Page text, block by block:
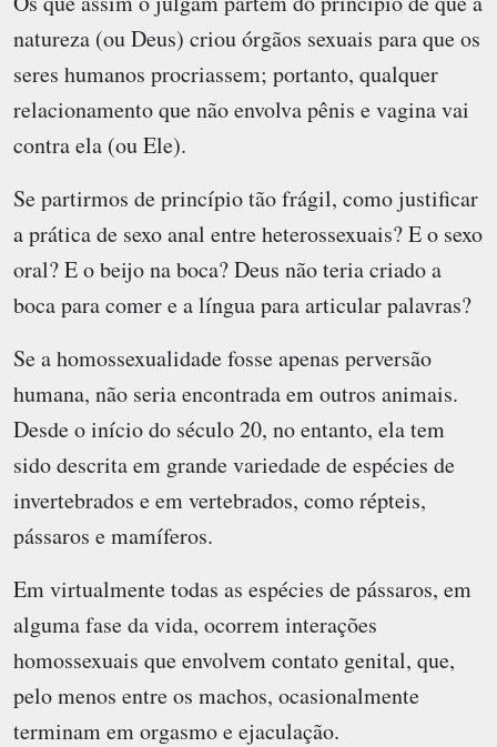
natureza (ou Deus) criou órgãos sexuais para que os
seres humanos procriassem; portanto, qualquer
relacionamento que não envolva pênis e vagina vai
contra ela (ou Ele).
Se partirmos de princípio tão frágil, como justificar
a prática de sexo anal entre heterossexuais? E o sexo
oral? E o beijo na boca? Deus não teria criado a
boca para comer e a língua para articular palavras?
Se a homossexualidade fosse apenas perversão
humana, não seria encontrada em outros animais.
Desde o início do século 20, no entanto, ela tem
sido descrita em grande variedade de espécies de
invertebrados e em vertebrados, como répteis,
pássaros e mamíferos.
Em virtualmente todas as espécies de pássaros, em
alguma fase da vida, ocorrem interações
homossexuais que envolvem contato genital, que,
pelo menos entre os machos, ocasionalmente
terminam em orgasmo e ejaculação.